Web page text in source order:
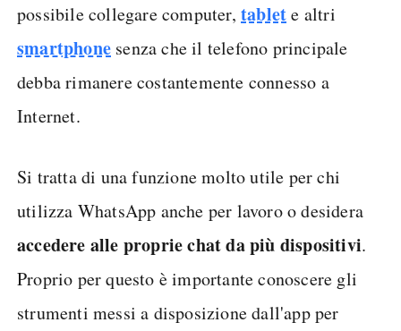
possibile collegare computer, tablete altri
smartphone senza che il telefono principale
debba rimanere costantemente connesso a
Internet.
Si tratta di una funzione molto utile per chi
utilizza WhatsApp anche per lavoro o desidera
accedere alle proprie chat da più dispositivi.
Proprio per questo è importante conoscere gli
strumenti messi a disposizione dall'app per